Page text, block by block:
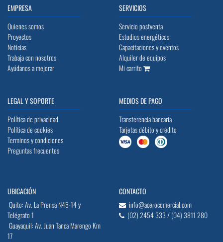
EMPRESA
Quienes somos
Proyectos
Noticias
Trabaja con nosotros
Ayúdanos a mejorar
SERVICIOS
Servicio postventa
Estudios energéticos
Capacitaciones y eventos
Alquiler de equipos
Mi carrito
LEGAL Y SOPORTE
Política de privacidad
Política de cookies
Terminos y condiciones
Preguntas frecuentes
MEDIOS DE PAGO
Transferencia bancaria
Tarjetas débito y crédito
UBICACIÓN
Quito: Av. La Prensa N45-14 y
Telégrafo 1
Guayaquil: Av. Juan Tanca Marengo Km
17
CONTACTO
info@acerocomercial.com
(02) 2454 333 / (04) 3811 280